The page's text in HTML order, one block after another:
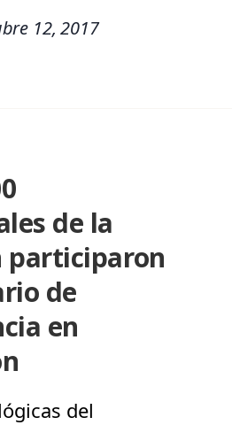
12, 2017
de la
participaron
de
en
del